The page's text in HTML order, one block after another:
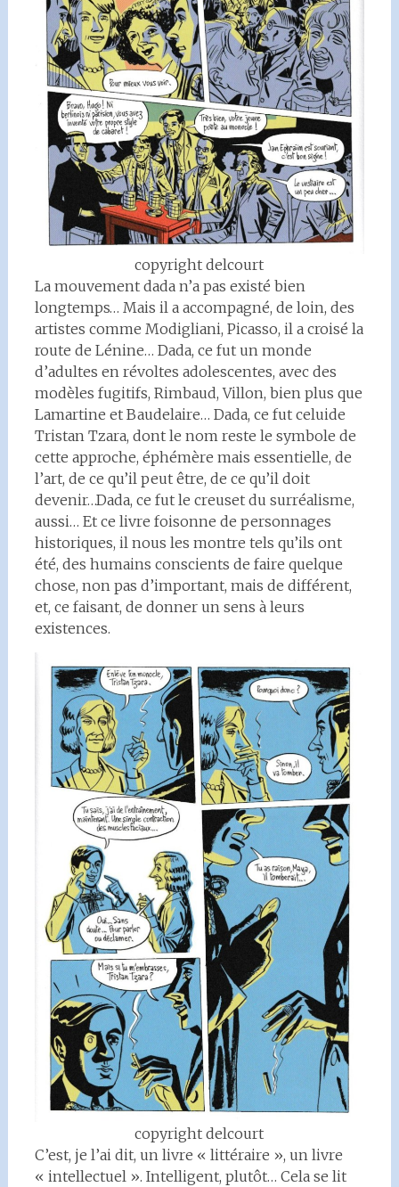
copyright delcourt
La mouvement dada n’a pas existé bien
longtemps… Mais il a accompagné, de loin, des
artistes comme Modigliani, Picasso, il a croisé la
route de Lénine… Dada, ce fut un monde
d’adultes en révoltes adolescentes, avec des
modèles fugitifs, Rimbaud, Villon, bien plus que
Lamartine et Baudelaire… Dada, ce fut celuide
Tristan Tzara, dont le nom reste le symbole de
cette approche, éphémère mais essentielle, de
l’art, de ce qu’il peut être, de ce qu’il doit
devenir…Dada, ce fut le creuset du surréalisme,
aussi… Et ce livre foisonne de personnages
historiques, il nous les montre tels qu’ils ont
été, des humains conscients de faire quelque
chose, non pas d’important, mais de différent,
et, ce faisant, de donner un sens à leurs
existences.
copyright delcourt
C’est, je l’ai dit, un livre « littéraire », un livre
« intellectuel ». Intelligent, plutôt… Cela se lit